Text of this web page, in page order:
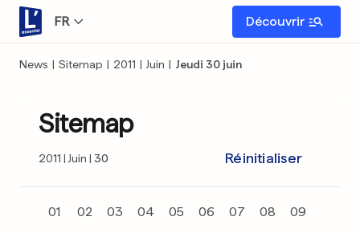
FR Découvrir
News | Sitemap | 2011 | Juin | Jeudi 30 juin
Sitemap
2011 Juin 30 Réinitialiser
01 02 03 04 05 06 07 08 09